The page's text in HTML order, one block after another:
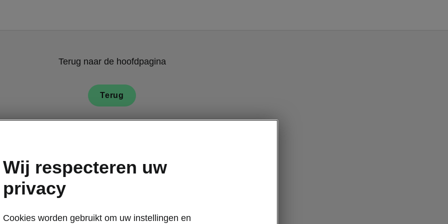
Terug naar de hoofdpagina
Terug
Wij respecteren uw
privacy
Cookies worden gebruikt om uw instellingen en